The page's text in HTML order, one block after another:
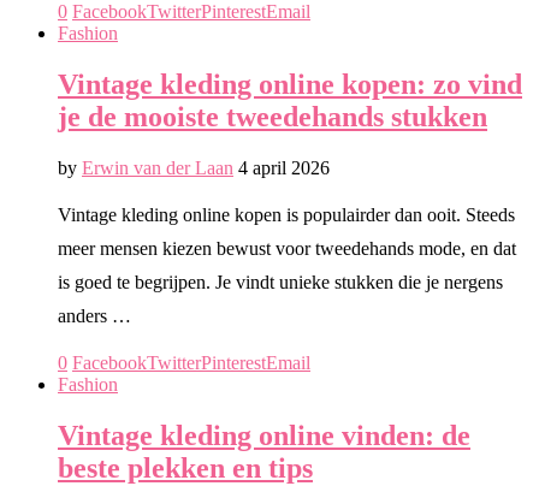
0 FacebookTwitterPinterestEmail
Fashion
Vintage kleding online kopen: zo vind
je de mooiste tweedehands stukken
by Erwin van der Laan 4 april 2026
Vintage kleding online kopen is populairder dan ooit. Steeds
meer mensen kiezen bewust voor tweedehands mode, en dat
is goed te begrijpen. Je vindt unieke stukken die je nergens
anders …
0 FacebookTwitterPinterestEmail
Fashion
Vintage kleding online vinden: de
beste plekken en tips